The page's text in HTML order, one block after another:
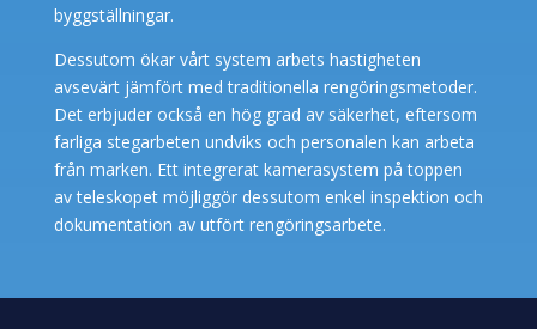
byggställningar.
Dessutom ökar vårt system arbets hastigheten
avsevärt jämfört med traditionella rengöringsmetoder.
Det erbjuder också en hög grad av säkerhet, eftersom
farliga stegarbeten undviks och personalen kan arbeta
från marken. Ett integrerat kamerasystem på toppen
av teleskopet möjliggör dessutom enkel inspektion och
dokumentation av utfört rengöringsarbete.